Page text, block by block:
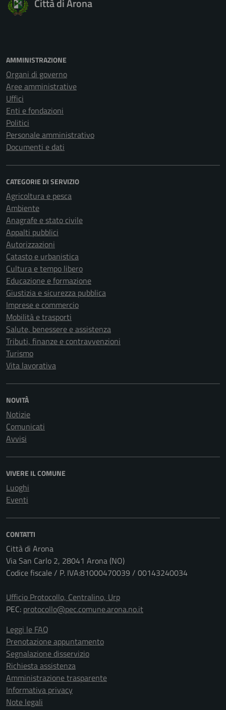
Città di Arona
AMMINISTRAZIONE
Organi di governo
Aree amministrative
Uffici
Enti e fondazioni
Politici
Personale amministrativo
Documenti e dati
CATEGORIE DI SERVIZIO
Agricoltura e pesca
Ambiente
Anagrafe e stato civile
Appalti pubblici
Autorizzazioni
Catasto e urbanistica
Cultura e tempo libero
Educazione e formazione
Giustizia e sicurezza pubblica
Imprese e commercio
Mobilità e trasporti
Salute, benessere e assistenza
Tributi, finanze e contravvenzioni
Turismo
Vita lavorativa
NOVITÀ
Notizie
Comunicati
Avvisi
VIVERE IL COMUNE
Luoghi
Eventi
CONTATTI
Città di Arona
Via San Carlo 2, 28041 Arona (NO)
Codice fiscale / P. IVA:81000470039 / 00143240034
Ufficio Protocollo, Centralino, Urp
PEC: protocollo@pec.comune.arona.no.it
Leggi le FAQ
Prenotazione appuntamento
Segnalazione disservizio
Richiesta assistenza
Amministrazione trasparente
Informativa privacy
Note legali